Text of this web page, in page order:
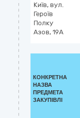
Київ, вул.
Героїв
Полку
Азов, 19А
КОНКРЕТНА
НАЗВА
ПРЕДМЕТА
ЗАКУПІВЛІ